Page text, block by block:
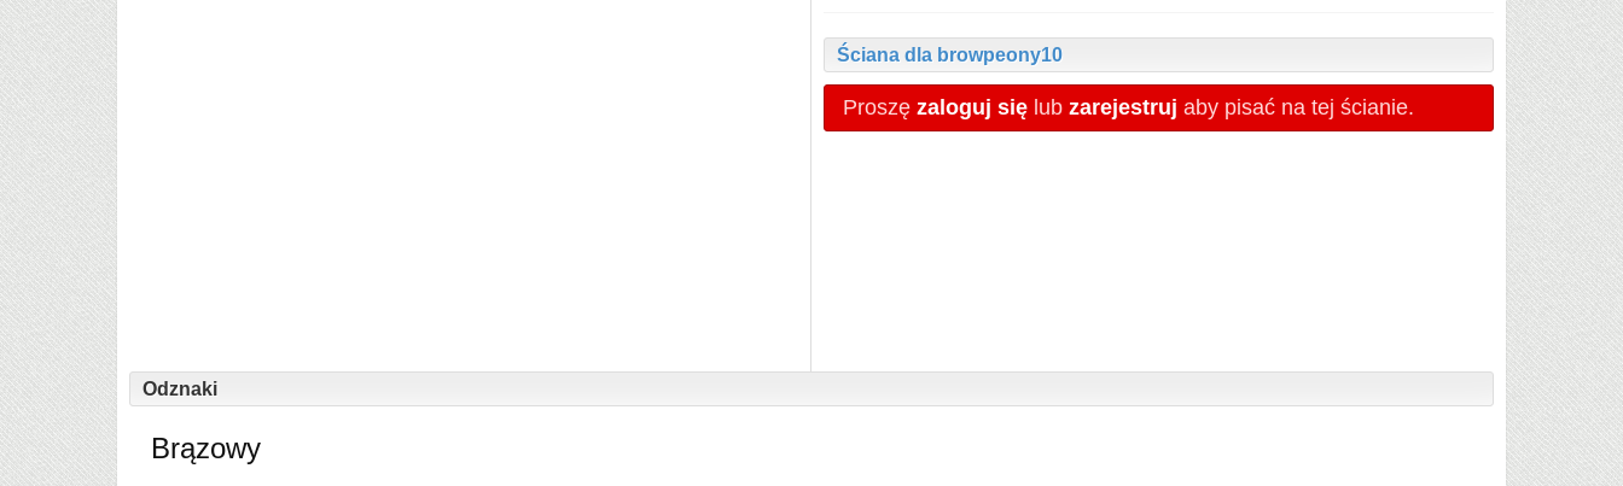
Ściana dla browpeony10
Proszę zaloguj się lub zarejestruj aby pisać na tej ścianie.
Odznaki
Brązowy